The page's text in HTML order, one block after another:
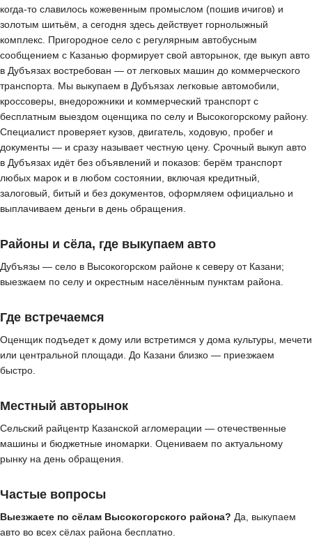
когда-то славилось кожевенным промыслом (пошив ичигов) и
золотым шитьём, а сегодня здесь действует горнолыжный
комплекс. Пригородное село с регулярным автобусным
сообщением с Казанью формирует свой авторынок, где выкуп авто
в Дубъязах востребован — от легковых машин до коммерческого
транспорта. Мы выкупаем в Дубъязах легковые автомобили,
кроссоверы, внедорожники и коммерческий транспорт с
бесплатным выездом оценщика по селу и Высокогорскому району.
Специалист проверяет кузов, двигатель, ходовую, пробег и
документы — и сразу называет честную цену. Срочный выкуп авто
в Дубъязах идёт без объявлений и показов: берём транспорт
любых марок и в любом состоянии, включая кредитный,
залоговый, битый и без документов, оформляем официально и
выплачиваем деньги в день обращения.
Районы и сёла, где выкупаем авто
Дубъязы — село в Высокогорском районе к северу от Казани;
выезжаем по селу и окрестным населённым пунктам района.
Где встречаемся
Оценщик подъедет к дому или встретимся у дома культуры, мечети
или центральной площади. До Казани близко — приезжаем
быстро.
Местный авторынок
Сельский райцентр Казанской агломерации — отечественные
машины и бюджетные иномарки. Оцениваем по актуальному
рынку на день обращения.
Частые вопросы
Выезжаете по сёлам Высокогорского района? Да, выкупаем
авто во всех сёлах района бесплатно.